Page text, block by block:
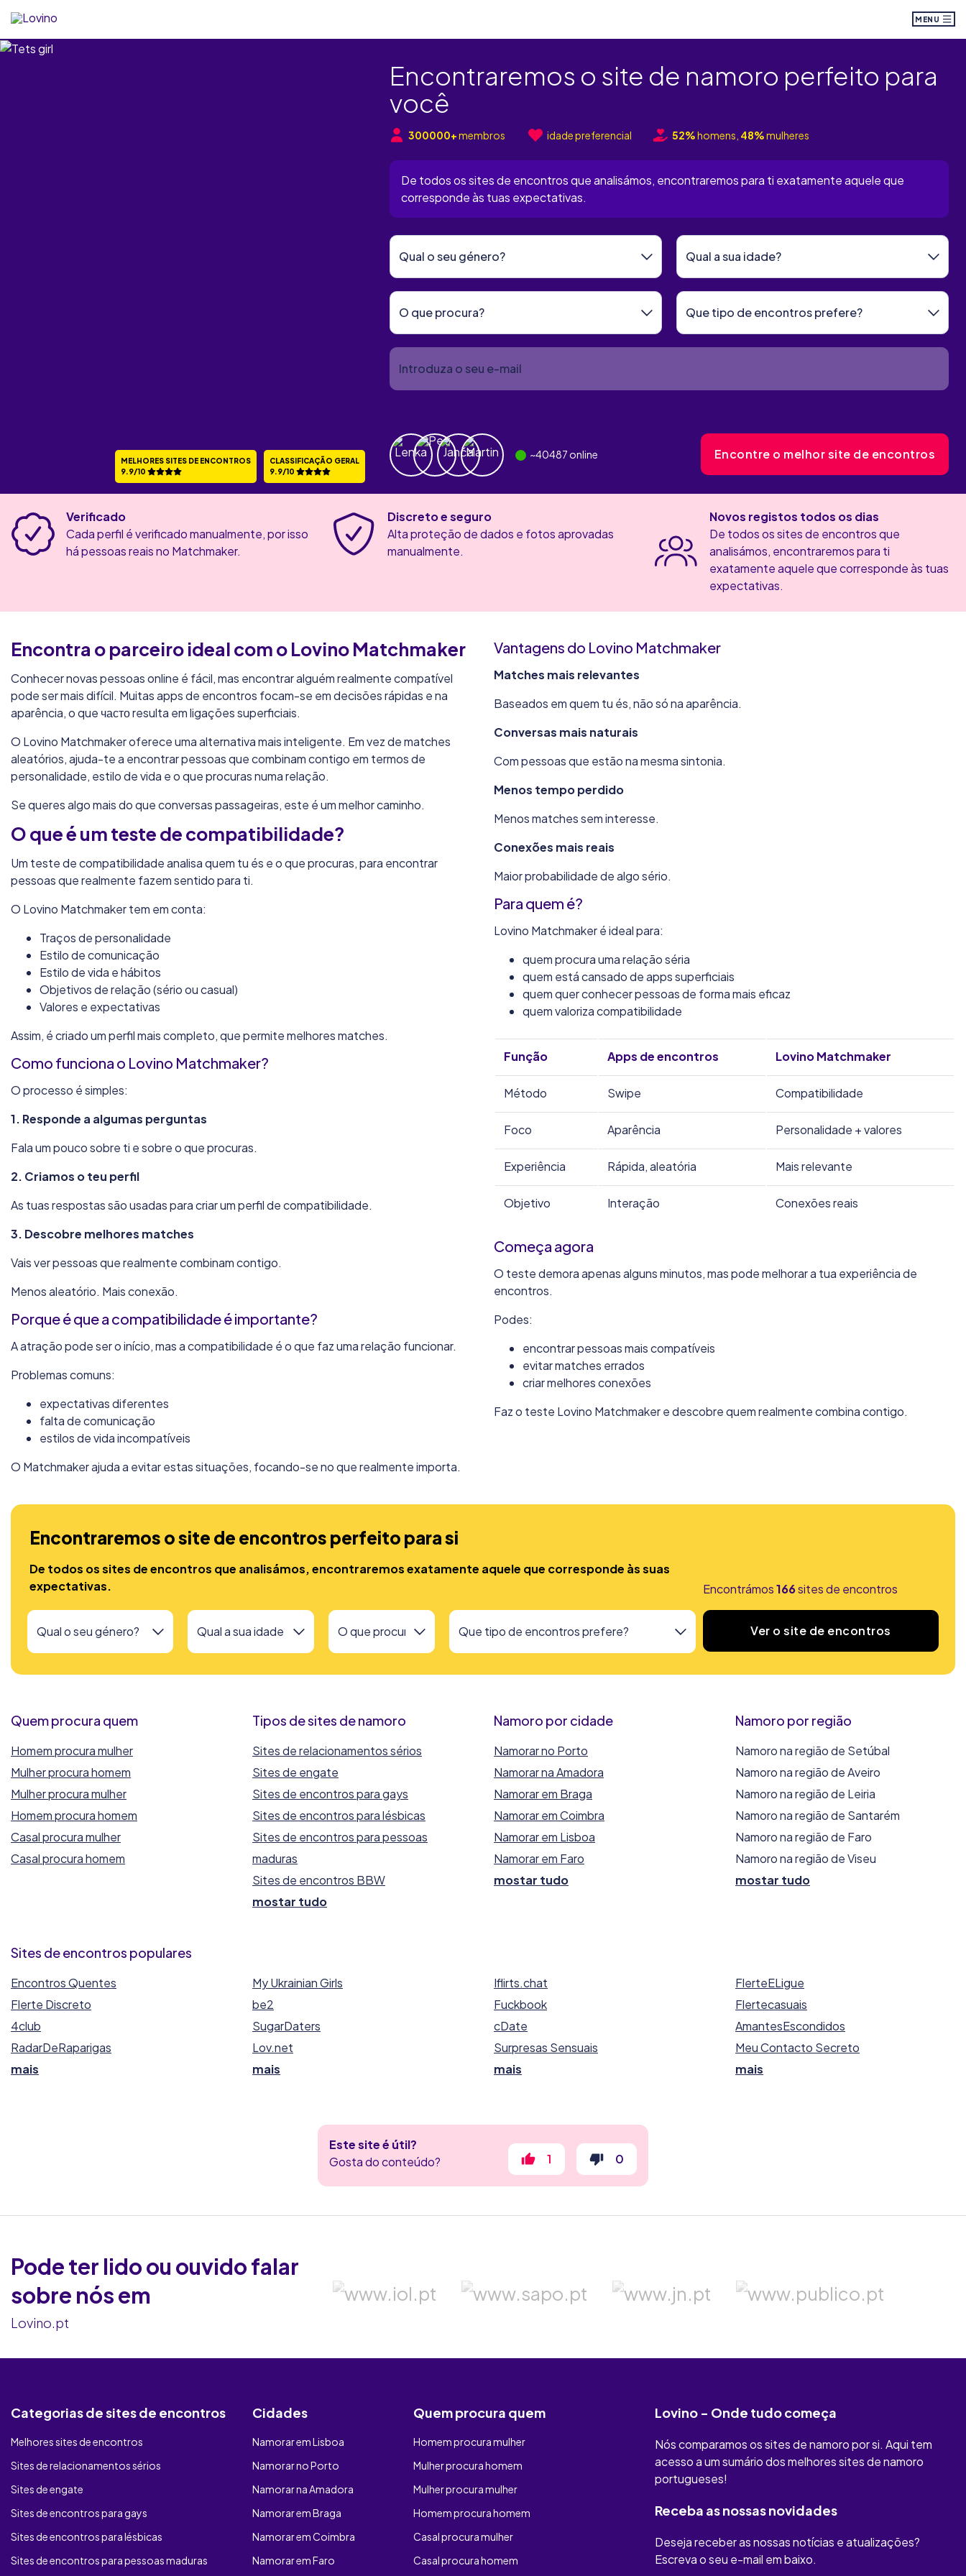
MENU
MELHORES SITES DE ENCONTROS
9.9/10
CLASSIFICAÇÃO GERAL
9.9/10
Encontraremos o site de namoro perfeito para
você
300000+membros idade preferencial 52%homens, 48%mulheres
De todos os sites de encontros que analisámos, encontraremos para ti exatamente aquele que
corresponde às tuas expectativas.
~40487 online Encontre o melhor site de encontros
Verificado
Cada perfil é verificado manualmente, por isso
há pessoas reais no Matchmaker.
Discreto e seguro
Alta proteção de dados e fotos aprovadas
manualmente.
Novos registos todos os dias
De todos os sites de encontros que
analisámos, encontraremos para ti
exatamente aquele que corresponde às tuas
expectativas.
Encontra o parceiro ideal com o Lovino Matchmaker
Conhecer novas pessoas online é fácil, mas encontrar alguém realmente compatível
pode ser mais difícil. Muitas apps de encontros focam-se em decisões rápidas e na
aparência, o que часто resulta em ligações superficiais.
O Lovino Matchmaker oferece uma alternativa mais inteligente. Em vez de matches
aleatórios, ajuda-te a encontrar pessoas que combinam contigo em termos de
personalidade, estilo de vida e o que procuras numa relação.
Se queres algo mais do que conversas passageiras, este é um melhor caminho.
O que é um teste de compatibilidade?
Um teste de compatibilidade analisa quem tu és e o que procuras, para encontrar
pessoas que realmente fazem sentido para ti.
O Lovino Matchmaker tem em conta:
Traços de personalidade
Estilo de comunicação
Estilo de vida e hábitos
Objetivos de relação (sério ou casual)
Valores e expectativas
Assim, é criado um perfil mais completo, que permite melhores matches.
Como funciona o Lovino Matchmaker?
O processo é simples:
1. Responde a algumas perguntas
Fala um pouco sobre ti e sobre o que procuras.
2. Criamos o teu perfil
As tuas respostas são usadas para criar um perfil de compatibilidade.
3. Descobre melhores matches
Vais ver pessoas que realmente combinam contigo.
Menos aleatório. Mais conexão.
Porque é que a compatibilidade é importante?
A atração pode ser o início, mas a compatibilidade é o que faz uma relação funcionar.
Problemas comuns:
expectativas diferentes
falta de comunicação
estilos de vida incompatíveis
O Matchmaker ajuda a evitar estas situações, focando-se no que realmente importa.
Vantagens do Lovino Matchmaker
Matches mais relevantes
Baseados em quem tu és, não só na aparência.
Conversas mais naturais
Com pessoas que estão na mesma sintonia.
Menos tempo perdido
Menos matches sem interesse.
Conexões mais reais
Maior probabilidade de algo sério.
Para quem é?
Lovino Matchmaker é ideal para:
quem procura uma relação séria
quem está cansado de apps superficiais
quem quer conhecer pessoas de forma mais eficaz
quem valoriza compatibilidade
Função Apps de encontros Lovino Matchmaker
Método Swipe Compatibilidade
Foco Aparência Personalidade + valores
Experiência Rápida, aleatória Mais relevante
Objetivo Interação Conexões reais
Começa agora
O teste demora apenas alguns minutos, mas pode melhorar a tua experiência de
encontros.
Podes:
encontrar pessoas mais compatíveis
evitar matches errados
criar melhores conexões
Faz o teste Lovino Matchmaker e descobre quem realmente combina contigo.
Encontraremos o site de encontros perfeito para si
De todos os sites de encontros que analisámos, encontraremos exatamente aquele que corresponde às suas
expectativas.
Encontrámos166sites de encontros
Ver o site de encontros
Quem procura quem
Homem procura mulher
Mulher procura homem
Mulher procura mulher
Homem procura homem
Casal procura mulher
Casal procura homem
Tipos de sites de namoro
Sites de relacionamentos sérios
Sites de engate
Sites de encontros para gays
Sites de encontros para lésbicas
Sites de encontros para pessoas
maduras
Sites de encontros BBW
mostar tudo
Namoro por cidade
Namorar no Porto
Namorar na Amadora
Namorar em Braga
Namorar em Coimbra
Namorar em Lisboa
Namorar em Faro
mostar tudo
Namoro por região
Namoro na região de Setúbal
Namoro na região de Aveiro
Namoro na região de Leiria
Namoro na região de Santarém
Namoro na região de Faro
Namoro na região de Viseu
mostar tudo
Sites de encontros populares
Encontros Quentes
Flerte Discreto
4club
RadarDeRaparigas
mais
My Ukrainian Girls
be2
SugarDaters
Lov.net
mais
Iflirts.chat
Fuckbook
cDate
Surpresas Sensuais
mais
FlerteELigue
Flertecasuais
AmantesEscondidos
Meu Contacto Secreto
mais
Este site é útil?
Gosta do conteúdo?
1 0
Pode ter lido ou ouvido falar
sobre nós em
Lovino.pt
Melhores sites de encontros
Sites de relacionamentos sérios
Sites de engate
Sites de encontros para gays
Sites de encontros para lésbicas
Namorar em Lisboa
Namorar no Porto
Namorar na Amadora
Namorar em Braga
Namorar em Coimbra
Homem procura mulher
Mulher procura homem
Mulher procura mulher
Homem procura homem
Casal procura mulher
Nós comparamos os sites de namoro por si. Aqui tem
acesso a um sumário dos melhores sites de namoro
Deseja receber as nossas notícias e atualizações?